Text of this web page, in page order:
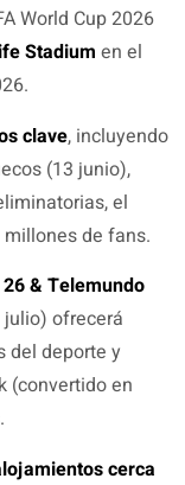
World Cup 2026
Stadium en el
clave, incluyendo
(13 junio),
el
de fans.
& Telemundo
julio) ofrecerá
del deporte y
(convertido en
cerca